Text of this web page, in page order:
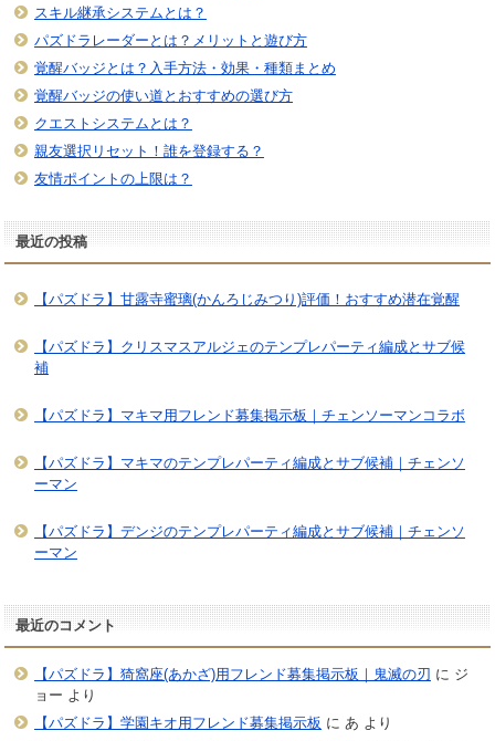
スキル継承システムとは？
パズドラレーダーとは？メリットと遊び方
覚醒バッジとは？入手方法・効果・種類まとめ
覚醒バッジの使い道とおすすめの選び方
クエストシステムとは？
親友選択リセット！誰を登録する？
友情ポイントの上限は？
最近の投稿
【パズドラ】甘露寺蜜璃(かんろじみつり)評価！おすすめ潜在覚醒
【パズドラ】クリスマスアルジェのテンプレパーティ編成とサブ候
補
【パズドラ】マキマ用フレンド募集掲示板｜チェンソーマンコラボ
【パズドラ】マキマのテンプレパーティ編成とサブ候補｜チェンソ
ーマン
【パズドラ】デンジのテンプレパーティ編成とサブ候補｜チェンソ
ーマン
最近のコメント
【パズドラ】猗窩座(あかざ)用フレンド募集掲示板｜鬼滅の刃 に ジ
ョー より
【パズドラ】学園キオ用フレンド募集掲示板 に あ より